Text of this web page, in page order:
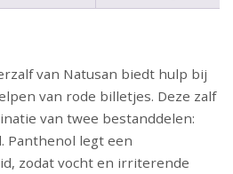
van Natusan biedt hulp bij
van rode billetjes. Deze zalf
van twee bestanddelen:
Panthenol legt een
zodat vocht en irriterende